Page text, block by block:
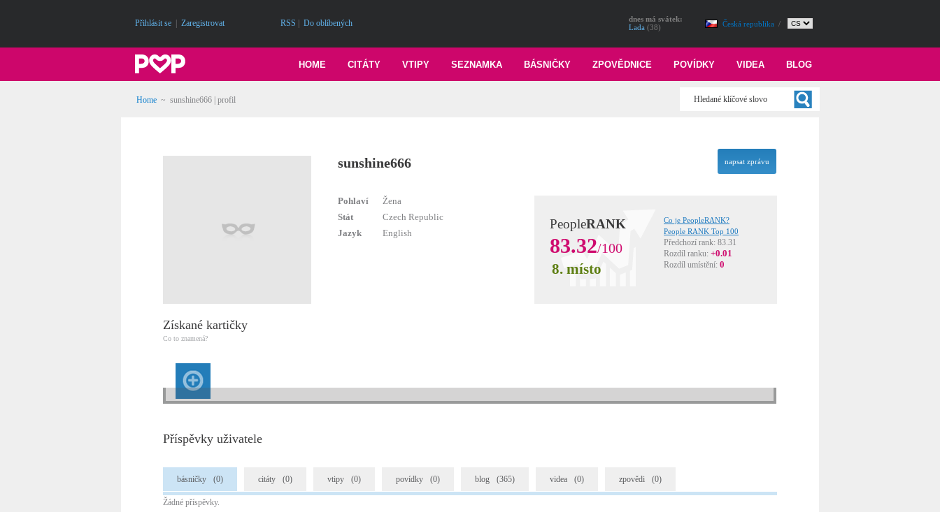
Přihlásit se Zaregistrovat RSS Do oblíbených Česká republika /
dnes má svátek:
Lada (38)
BLOG
VIDEA
POVÍDKY
ZPOVĚDNICE
BÁSNIČKY
SEZNAMKA
VTIPY
CITÁTY
HOME
Home ~ sunshine666 | profil
napsat zprávu
sunshine666
Pohlaví
Žena
Stát
Czech Republic
Jazyk
English
PeopleRANK
83.32/100
Co je PeopleRANK?
People RANK Top 100
8. místo
Předchozí rank: 83.31
Rozdíl ranku: +0.01
Rozdíl umístění: 0
Získané kartičky
Co to znamená?
Příspěvky uživatele
básničky (0) citáty (0) vtipy (0) povídky (0) blog (365) videa (0) zpovědi (0)
Žádné příspěvky.